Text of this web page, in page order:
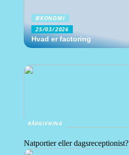
ØKONOMI
25/03/2026
Hvad er factoring
RÅDGIVNING
Natportier eller dagsreceptionist?